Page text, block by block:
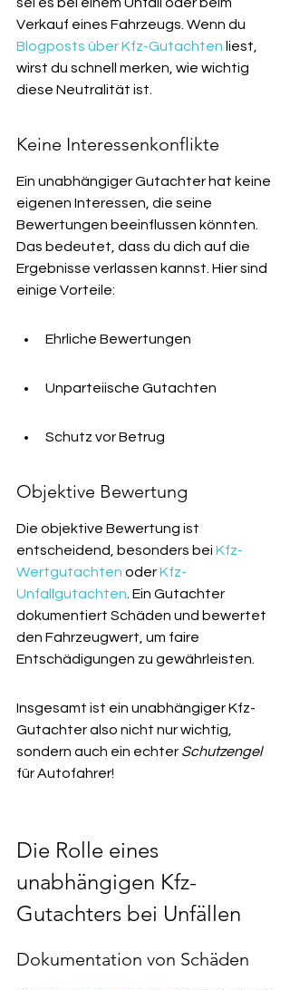
Verkauf eines Fahrzeugs. Wenn du
Blogposts über Kfz-Gutachten liest,
wirst du schnell merken, wie wichtig
diese Neutralität ist.
Keine Interessenkonflikte
Ein unabhängiger Gutachter hat keine
eigenen Interessen, die seine
Bewertungen beeinflussen könnten.
Das bedeutet, dass du dich auf die
Ergebnisse verlassen kannst. Hier sind
einige Vorteile:
Ehrliche Bewertungen
Unparteiische Gutachten
Schutz vor Betrug
Objektive Bewertung
Die objektive Bewertung ist
entscheidend, besonders bei Kfz-
Wertgutachten oder Kfz-
Unfallgutachten . Ein Gutachter
dokumentiert Schäden und bewertet
den Fahrzeugwert, um faire
Entschädigungen zu gewährleisten.
Insgesamt ist ein unabhängiger Kfz-
Gutachter also nicht nur wichtig,
sondern auch ein echter Schutzengel
für Autofahrer!
Die Rolle eines
unabhängigen Kfz-
Gutachters bei Unfällen
Dokumentation von Schäden